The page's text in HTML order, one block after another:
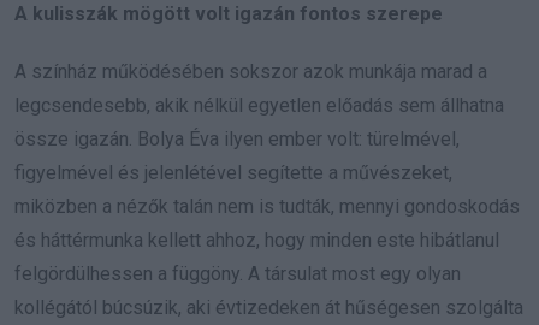
A kulisszák mögött volt igazán fontos szerepe
A színház működésében sokszor azok munkája marad a
legcsendesebb, akik nélkül egyetlen előadás sem állhatna
össze igazán. Bolya Éva ilyen ember volt: türelmével,
figyelmével és jelenlétével segítette a művészeket,
miközben a nézők talán nem is tudták, mennyi gondoskodás
és háttérmunka kellett ahhoz, hogy minden este hibátlanul
felgördülhessen a függöny. A társulat most egy olyan
kollégától búcsúzik, aki évtizedeken át hűségesen szolgálta